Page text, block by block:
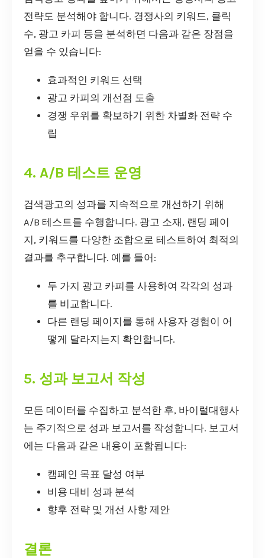
전략도 분석해야 합니다. 경쟁사의 키워드, 클릭
수, 광고 카피 등을 분석하면 다음과 같은 장점을
얻을 수 있습니다:
효과적인 키워드 선택
광고 카피의 개선점 도출
경쟁 우위를 확보하기 위한 차별화 전략 수
립
4. A/B 테스트 운영
검색광고의 성과를 지속적으로 개선하기 위해
A/B 테스트를 수행합니다. 광고 소재, 랜딩 페이
지, 키워드를 다양한 조합으로 테스트하여 최적의
결과를 추구합니다. 예를 들어:
두 가지 광고 카피를 사용하여 각각의 성과
를 비교합니다.
다른 랜딩 페이지를 통해 사용자 경험이 어
떻게 달라지는지 확인합니다.
5. 성과 보고서 작성
모든 데이터를 수집하고 분석한 후, 바이럴대행사
는 주기적으로 성과 보고서를 작성합니다. 보고서
에는 다음과 같은 내용이 포함됩니다:
캠페인 목표 달성 여부
비용 대비 성과 분석
향후 전략 및 개선 사항 제안
결론